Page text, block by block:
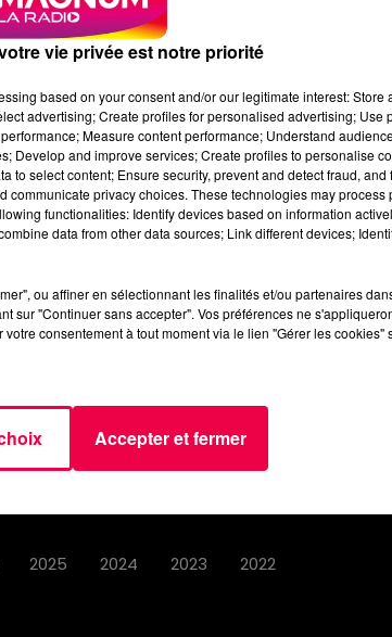
CONTACTER
2025 2024 2023 2022
vie privée est notre priorité
based on your consent and/or our legitimate interest: Store
advertising; Create profiles for personalised advertising; Use
Measure content performance; Understand
Develop and improve services; Create profiles to personalise
to select content; Ensure security, prevent and detect fraud, and
communicate privacy choices. These technologies may process
functionalities: Identify devices based on information
data from other data sources; Link different devices;
ou affiner en sélectionnant les finalités et/ou partenaires
sur "Continuer sans accepter". Vos préférences ne
consentement à tout moment via le lien "Gérer les cookies"
Accepter et fermer